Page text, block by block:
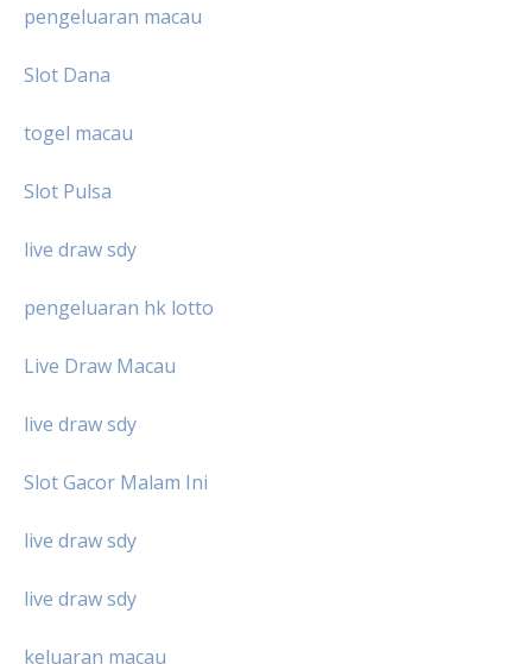
pengeluaran macau
Slot Dana
togel macau
Slot Pulsa
live draw sdy
pengeluaran hk lotto
Live Draw Macau
live draw sdy
Slot Gacor Malam Ini
live draw sdy
live draw sdy
keluaran macau